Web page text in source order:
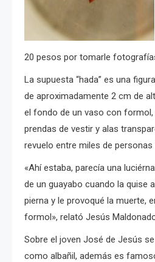
20 pesos por tomarle
La supuesta “hada” es una
de aproximadamente 2 cm de
el fondo de un vaso con formol,
prendas de vestir y alas
revuelo entre miles de personas
«Ahí estaba, parecía una
de un guayabo cuando la quise
pierna y le provoqué la muerte,
formol», relató Jesús
Sobre el joven José de Jesús
como albañil, además es